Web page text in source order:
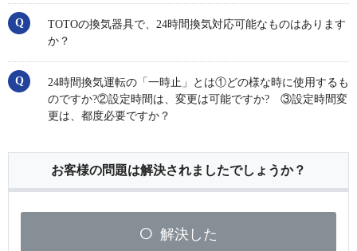
TOTOの換気器具で、24時間換気対応可能なものはあります
か？
24時間換気運転の「一時止」とは①どの様な時に使用するも
のですか?②設定時間は、変更は可能ですか? ③設定時間変
更は、都度必要ですか？
お客様の問題は解決されましたでしょうか？
解決した